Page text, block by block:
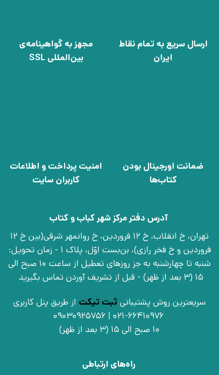
ارسال سریع به تمام نقاط
ایران
مجهز به گواهینامه‌ی
بین‌المللی SSL
ضمانت اورجینال بودن
کتاب‌ها
امنیت پرداخت و اطلاعات
کاربران سایت
آدرس دفتر مرکز شهر کباب و کتاب
تهران، خ انقلاب، خ 12 فروردین، خ روانمهر شرقی(بین خ 12
فروردین و خ فخر رازی)، بن‌بست اوّل، پلاک 1 - زمان تحویل:
شنبه تا چهارشنبه به جز روزهای تعطیل از ساعت 10 صبح الی
15 (3 بعد از ظهر) - قبل از تشریف آوردن تماس بگیرید
سریعترین روش پشتیبانی ثبت تیکت از طریق پنل کاربری
021-66410976 | 09030925756
10 صبح الی 15 (3 بعد از ظهر)
راه‌های ارتباطی